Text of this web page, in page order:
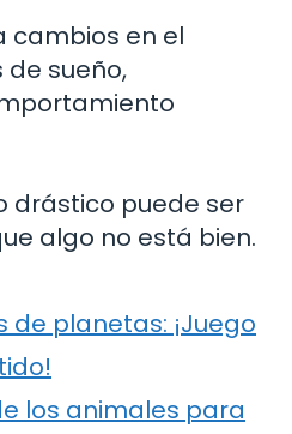
cambios en el
sueño,
drástico puede ser
algo no está bien.
de planetas: ¡Juego
los animales para